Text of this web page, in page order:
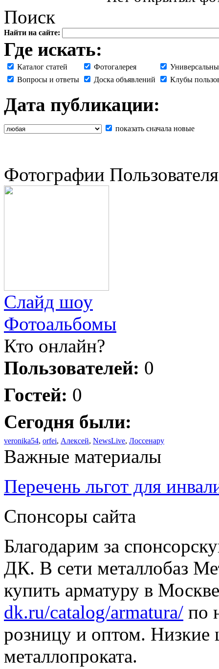
Поиск
Найти на сайте:
Где искать:
Каталог статей Фотогалерея
Вопросы и ответы
Доска объявлений Клубы
Дата публикации:
показать сначала новые
Фотографии Пользователя
Слайд шоу
Фотоальбомы
Кто онлайн?
Пользователей: 0
Гостей: 0
Сегодня были:
veronika54, orfei, Алексей, NewsLive, Лоссенару
Важные материалы
Перечень льгот для
Спонсоры сайта
Благодарим за
ДК. В сети металлобаз
купить арматуру в
dk.ru/catalog/armatura/ по
розницу и оптом. Низкие
металлопроката.